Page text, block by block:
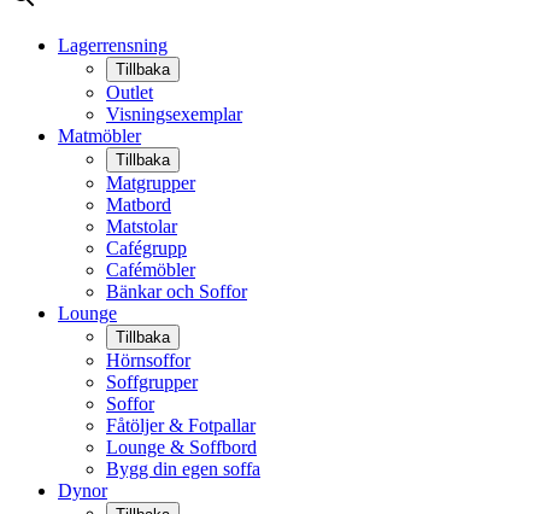
Lagerrensning
Tillbaka
Outlet
Visningsexemplar
Matmöbler
Tillbaka
Matgrupper
Matbord
Matstolar
Cafégrupp
Cafémöbler
Bänkar och Soffor
Lounge
Tillbaka
Hörnsoffor
Soffgrupper
Soffor
Fåtöljer & Fotpallar
Lounge & Soffbord
Bygg din egen soffa
Dynor